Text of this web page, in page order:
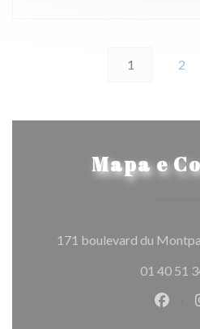
1 2
Mapa e
171 boulevard du
01 40 51